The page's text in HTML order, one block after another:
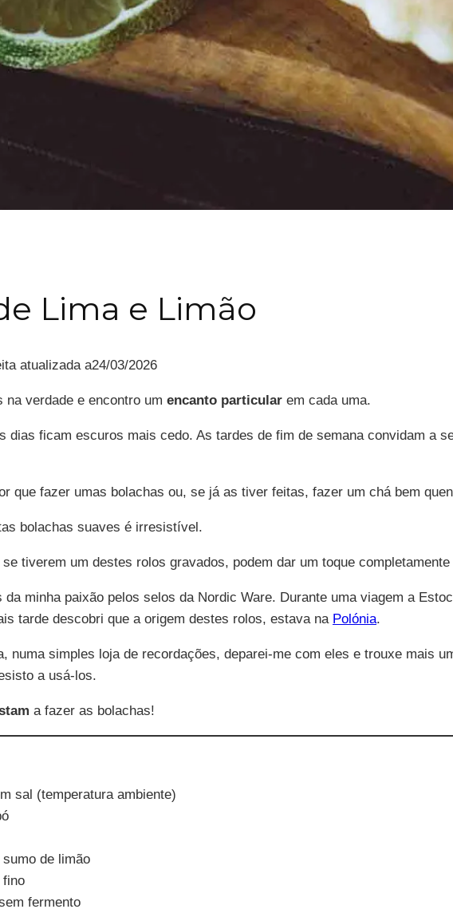
Lima e Limão
atualizada a24/03/2026
verdade e encontro um encanto particular em cada uma.
dias ficam escuros mais cedo. As tardes de fim de semana convidam a
que fazer umas bolachas ou, se já as tiver feitas, fazer um chá bem
bolachas suaves é irresistível.
tiverem um destes rolos gravados, podem dar um toque completamente
da minha paixão pelos selos da Nordic Ware. Durante uma viagem a
tarde descobri que a origem destes rolos, estava na Polónia.
numa simples loja de recordações, deparei-me com eles e trouxe mais
a usá-los.
a fazer as bolachas!
sal (temperatura ambiente)
de limão
fino
fermento